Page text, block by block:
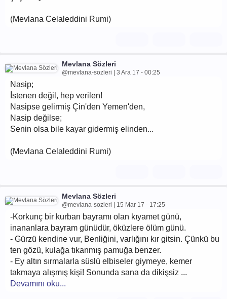
(Mevlana Celaleddini Rumi)
Mevlana Sözleri
@mevlana-sozleri | 3 Ara 17 - 00:25
Nasip;
İstenen değil, hep verilen!
Nasipse gelirmiş Çin'den Yemen'den,
Nasip değilse;
Senin olsa bile kayar gidermiş elinden...
(Mevlana Celaleddini Rumi)
Mevlana Sözleri
@mevlana-sozleri | 15 Mar 17 - 17:25
-Korkunç bir kurban bayramı olan kıyamet günü,
inananlara bayram günüdür, öküzlere ölüm günü.
- Gürzü kendine vur, Benliğini, varlığını kır gitsin. Çünkü bu
ten gözü, kulağa tıkanmış pamuğa benzer.
- Ey altın sırmalarla süslü elbiseler giymeye, kemer
takmaya alışmış kişi! Sonunda sana da dikişsiz ...
Devamını oku...